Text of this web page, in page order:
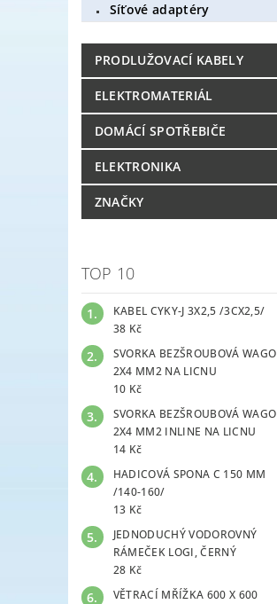
Síťové adaptéry
PRODLUŽOVACÍ KABELY
ELEKTROMATERIÁL
DOMÁCÍ SPOTŘEBIČE
ELEKTRONIKA
ZNAČKY
TOP 10
KABEL CYKY-J 3X2,5 /3CX2,5/
38 Kč
SVORKA BEZŠROUBOVÁ WAGO
2X4 MM2 NA LICNU
10 Kč
SVORKA BEZŠROUBOVÁ WAGO
2X4 MM2 INLINE NA LICNU
14 Kč
HADICOVÁ SPONA C 150 MM
/140-160/
13 Kč
JEDNODUCHÝ VODOROVNÝ
RÁMEČEK LOGI, ČERNÝ
28 Kč
VĚTRACÍ MŘÍŽKA 600 X 600